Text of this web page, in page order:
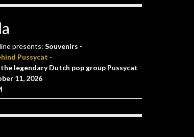
presents: Souvenirs -
Pussycat -
legendary Dutch pop group Pussycat
11, 2026